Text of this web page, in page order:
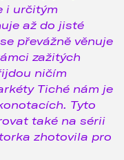
i určitým
až do jisté
převážně věnuje
zažitých
ničím
Tiché nám je
Tyto
také na sérii
zhotovila pro